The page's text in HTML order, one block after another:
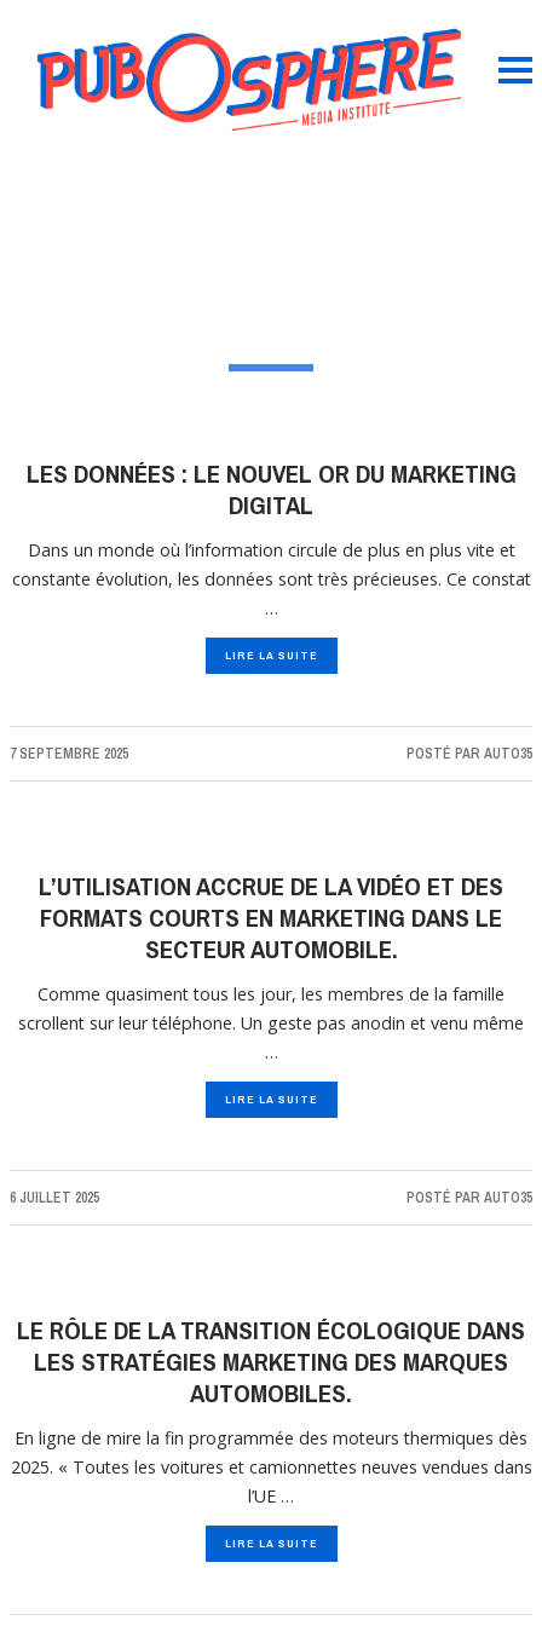
LES DONNÉES : LE NOUVEL OR DU MARKETING
DIGITAL
Dans un monde où l’information circule de plus en plus vite et
constante évolution, les données sont très précieuses. Ce constat
…
LIRE LA SUITE
7 SEPTEMBRE 2025 POSTÉ PAR AUTO35
L’UTILISATION ACCRUE DE LA VIDÉO ET DES
FORMATS COURTS EN MARKETING DANS LE
SECTEUR AUTOMOBILE.
Comme quasiment tous les jour, les membres de la famille
scrollent sur leur téléphone. Un geste pas anodin et venu même
…
LIRE LA SUITE
6 JUILLET 2025 POSTÉ PAR AUTO35
LE RÔLE DE LA TRANSITION ÉCOLOGIQUE DANS
LES STRATÉGIES MARKETING DES MARQUES
AUTOMOBILES.
En ligne de mire la fin programmée des moteurs thermiques dès
2025. « Toutes les voitures et camionnettes neuves vendues dans
l’UE …
LIRE LA SUITE